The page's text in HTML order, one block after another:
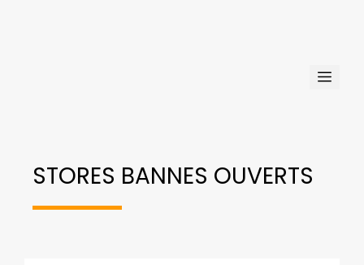
STORES BANNES OUVERTS